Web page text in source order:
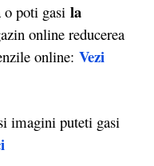
poti gasi la
online reducerea
online: Vezi
puteti gasi